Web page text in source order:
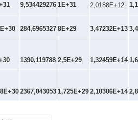
9,534429276 1E+31 2,0188E+12
284,6965327 8E+29 3,47232E+13
1390,119788 2,5E+29 1,32459E+14
2367,043053 1,725E+29 2,10306E+14